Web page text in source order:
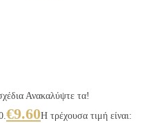
Ανακαλύψτε τα!
€9.60Η τρέχουσα τιμή είναι: